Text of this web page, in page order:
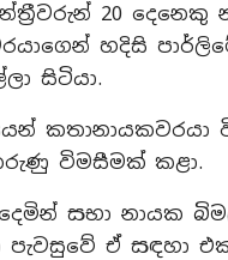
20 දෙනෙකු
හදිසි
සිටියා.
විමසීමක් කළා.
සභා නායක
පැවසුවේ ඒ සඳහා